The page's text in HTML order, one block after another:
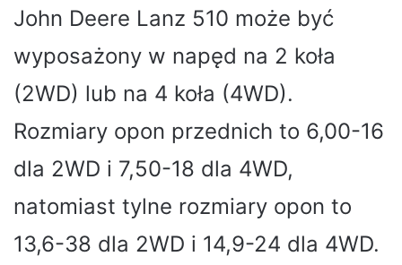
John Deere Lanz 510 może być
wyposażony w napęd na 2 koła
(2WD) lub na 4 koła (4WD).
Rozmiary opon przednich to 6,00-16
dla 2WD i 7,50-18 dla 4WD,
natomiast tylne rozmiary opon to
13,6-38 dla 2WD i 14,9-24 dla 4WD.